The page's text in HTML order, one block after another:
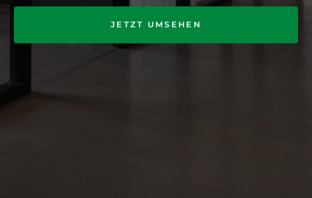
JETZT UMSEHEN